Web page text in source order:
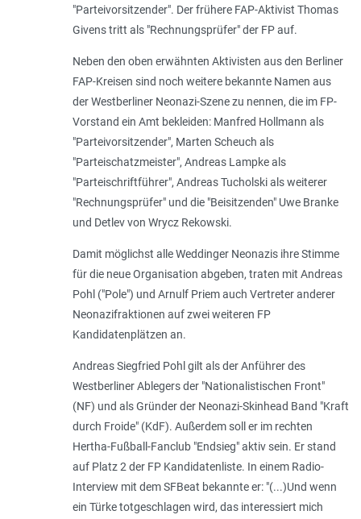
"Parteivorsitzender". Der frühere FAP-Aktivist Thomas
Givens tritt als "Rechnungsprüfer" der FP auf.
Neben den oben erwähnten Aktivisten aus den Berliner
FAP-Kreisen sind noch weitere bekannte Namen aus
der Westberliner Neonazi-Szene zu nennen, die im FP-
Vorstand ein Amt bekleiden: Manfred Hollmann als
"Parteivorsitzender", Marten Scheuch als
"Parteischatzmeister", Andreas Lampke als
"Parteischriftführer", Andreas Tucholski als weiterer
"Rechnungsprüfer" und die "Beisitzenden" Uwe Branke
und Detlev von Wrycz Rekowski.
Damit möglichst alle Weddinger Neonazis ihre Stimme
für die neue Organisation abgeben, traten mit Andreas
Pohl ("Pole") und Arnulf Priem auch Vertreter anderer
Neonazifraktionen auf zwei weiteren FP
Kandidatenplätzen an.
Andreas Siegfried Pohl gilt als der Anführer des
Westberliner Ablegers der "Nationalistischen Front"
(NF) und als Gründer der Neonazi-Skinhead Band "Kraft
durch Froide" (KdF). Außerdem soll er im rechten
Hertha-Fußball-Fanclub "Endsieg" aktiv sein. Er stand
auf Platz 2 der FP Kandidatenliste. In einem Radio-
Interview mit dem SFBeat bekannte er: "(...)Und wenn
ein Türke totgeschlagen wird, das interessiert mich